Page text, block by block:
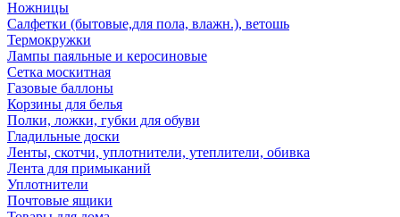
Ножницы
Салфетки (бытовые,для пола, влажн.), ветошь
Термокружки
Лампы паяльные и керосиновые
Сетка москитная
Газовые баллоны
Корзины для белья
Полки, ложки, губки для обуви
Гладильные доски
Ленты, скотчи, уплотнители, утеплители, обивка
Лента для примыканий
Уплотнители
Почтовые ящики